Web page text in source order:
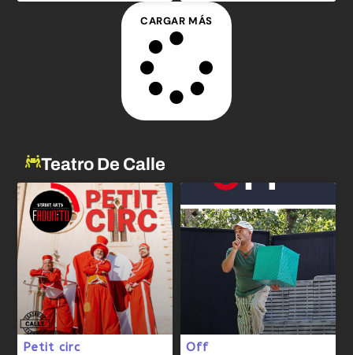
CARGAR MÁS
Teatro De Calle
Petit circ Off